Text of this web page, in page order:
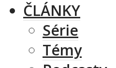
ČLÁNKY
Série
Témy